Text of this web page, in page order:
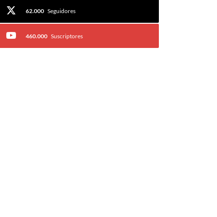
62.000 Seguidores
460.000 Suscriptores